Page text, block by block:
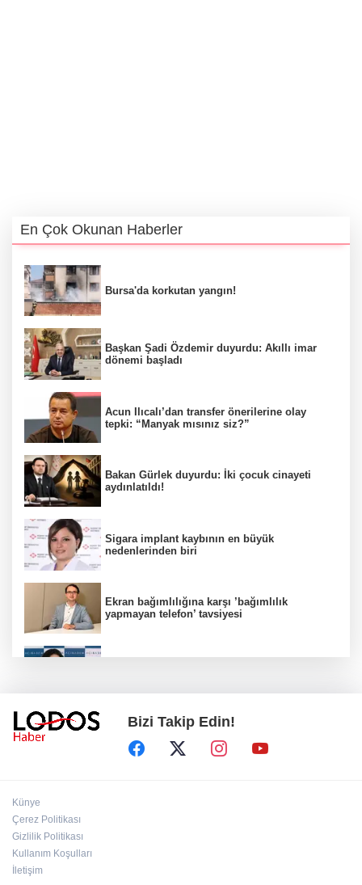
En Çok Okunan Haberler
Bursa'da korkutan yangın!
Başkan Şadi Özdemir duyurdu: Akıllı imar
dönemi başladı
Acun Ilıcalı’dan transfer önerilerine olay
tepki: “Manyak mısınız siz?”
Bakan Gürlek duyurdu: İki çocuk cinayeti
aydınlatıldı!
Sigara implant kaybının en büyük
nedenlerinden biri
Ekran bağımlılığına karşı ’bağımlılık
yapmayan telefon’ tavsiyesi
2 çocuğun ölümünde gerçek ortaya çıktı!
Gürlek açıkladı!
Bizi Takip Edin!
Künye
Çerez Politikası
Gizlilik Politikası
Kullanım Koşulları
İletişim